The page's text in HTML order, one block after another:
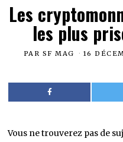
Les
les plus
PAR SF MAG 16
Vous ne trouverez pas de